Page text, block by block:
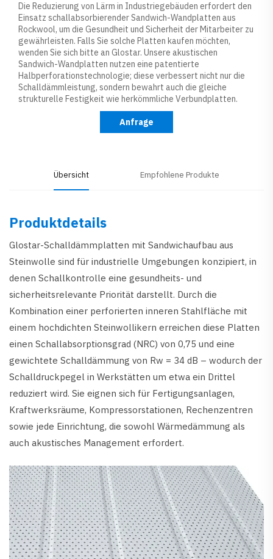
Die Reduzierung von Lärm in Industriegebäuden erfordert den
Einsatz schallabsorbierender Sandwich-Wandplatten aus
Rockwool, um die Gesundheit und Sicherheit der Mitarbeiter zu
gewährleisten. Falls Sie solche Platten kaufen möchten,
wenden Sie sich bitte an Glostar. Unsere akustischen
Sandwich-Wandplatten nutzen eine patentierte
Halbperforationstechnologie; diese verbessert nicht nur die
Schalldämmleistung, sondern bewahrt auch die gleiche
strukturelle Festigkeit wie herkömmliche Verbundplatten.
Anfrage
Übersicht Empfohlene Produkte
Produktdetails
Glostar-Schalldämmplatten mit Sandwichaufbau aus
Steinwolle sind für industrielle Umgebungen konzipiert, in
denen Schallkontrolle eine gesundheits- und
sicherheitsrelevante Priorität darstellt. Durch die
Kombination einer perforierten inneren Stahlfläche mit
einem hochdichten Steinwollikern erreichen diese Platten
einen Schallabsorptionsgrad (NRC) von 0,75 und eine
gewichtete Schalldämmung von Rw = 34 dB – wodurch der
Schalldruckpegel in Werkstätten um etwa ein Drittel
reduziert wird. Sie eignen sich für Fertigungsanlagen,
Kraftwerksräume, Kompressorstationen, Rechenzentren
sowie jede Einrichtung, die sowohl Wärmedämmung als
auch akustisches Management erfordert.